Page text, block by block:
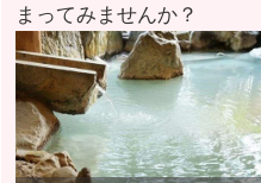
まってみませんか？